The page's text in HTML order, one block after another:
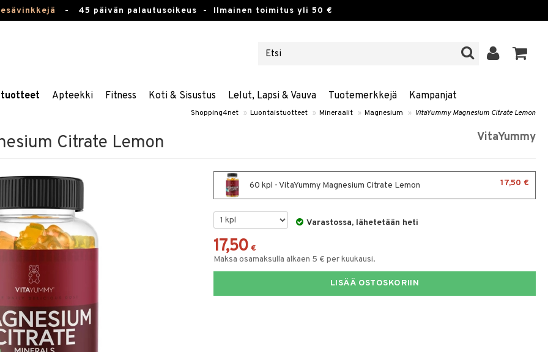
- 45 päivän palautusoikeus - Ilmainen toimitus yli 50 €
Apteekki Fitness Koti & Sisustus Lelut, Lapsi & Vauva Tuotemerkkejä Kampanjat
Shopping4net » Luontaistuotteet » Mineraalit » Magnesium » VitaYummy Magnesium Citrate Lemon
VitaYummy
Citrate Lemon
60 kpl - VitaYummy Magnesium Citrate Lemon 17,50 €
Varastossa, lähetetään heti
17,50 €
Maksa osamaksulla alkaen 5 € per kuukausi.
LISÄÄ OSTOSKORIIN